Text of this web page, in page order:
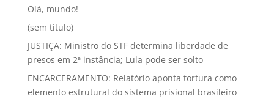
Olá, mundo!
(sem título)
JUSTIÇA: Ministro do STF determina liberdade de
presos em 2ª instância; Lula pode ser solto
ENCARCERAMENTO: Relatório aponta tortura como
elemento estrutural do sistema prisional brasileiro